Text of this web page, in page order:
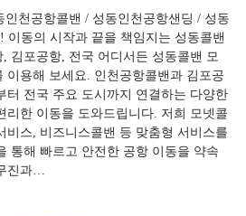
천공항콜밴 / 성동인천공항샌딩 / 성동
이동의 시작과 끝을 책임지는 성동콜밴
김포공항, 전국 어디서든 성동콜밴 모
이용해 보세요. 인천공항콜밴과 김포공
터 전국 주요 도시까지 연결하는 다양한
리한 이동을 도와드립니다. 저희 모넷콜
비스, 비즈니스콜밴 등 맞춤형 서비스를
통해 빠르고 안전한 공항 이동을 약속
진과…